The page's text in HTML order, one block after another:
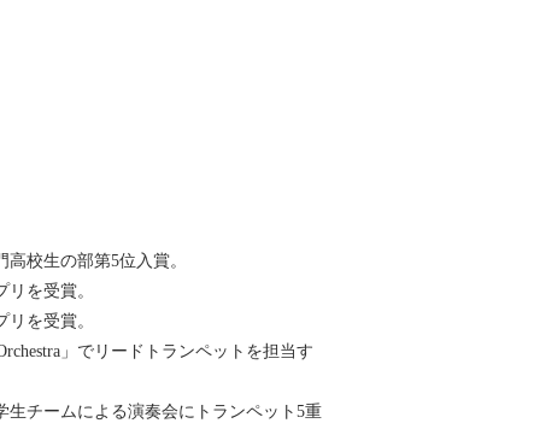
校生の部第5位入賞。
を受賞。
を受賞。
」でリードトランペットを担当す
生チームによる演奏会にトランペット5重